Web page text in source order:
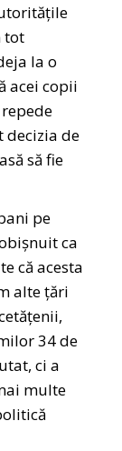
tot
la o
acei copii
de
să fie
pe
ca
că acesta
alte țări
34 de
ci a
multe